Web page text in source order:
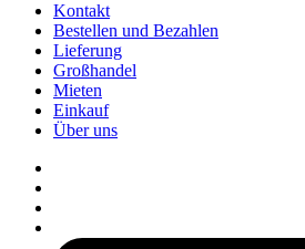
Kontakt
Bestellen und Bezahlen
Lieferung
Großhandel
Mieten
Einkauf
Über uns